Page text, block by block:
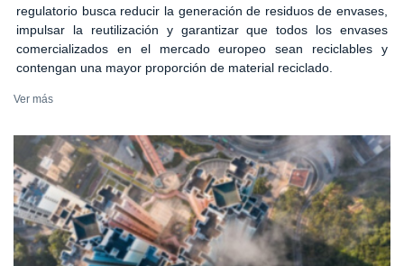
regulatorio busca reducir la generación de residuos de envases,
impulsar la reutilización y garantizar que todos los envases
comercializados en el mercado europeo sean reciclables y
contengan una mayor proporción de material reciclado.
Ver más